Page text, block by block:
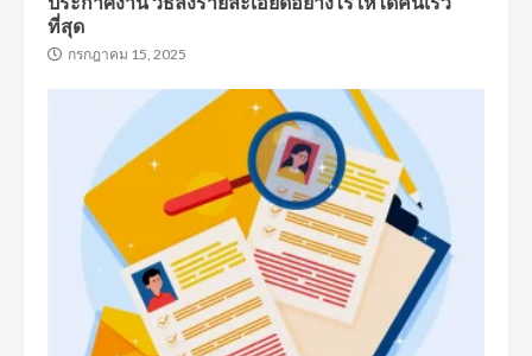
ที่สุด
กรกฎาคม 15, 2025